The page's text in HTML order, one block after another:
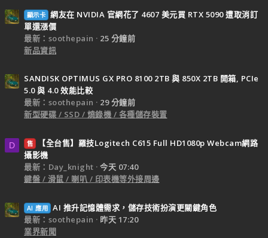
顯示卡 網友在 NVIDIA 官網花了 4607 美元買 RTX 5090 遭取消訂
單還漲價
最新：soothepain
25 分鐘前
新品資訊
SANDISK OPTIMUS GX PRO 8100 2TB 與 850X 2TB 開箱, PCIe
5.0 與 4.0 效能比較
最新：soothepain
29 分鐘前
新型硬碟 / SSD / 燒錄機 / 各種儲存裝置
D 售
【全台售】羅技Logitech C615 Full HD1080p Webcam網路
攝影機
最新：Day_knight
今天 07:40
鍵盤 / 滑鼠 / 喇叭 / 印表機等外接周邊
AI 應用 AI 推升記憶體需求，儲存技術扮演更關鍵角色
最新：soothepain
昨天 17:20
業界新聞